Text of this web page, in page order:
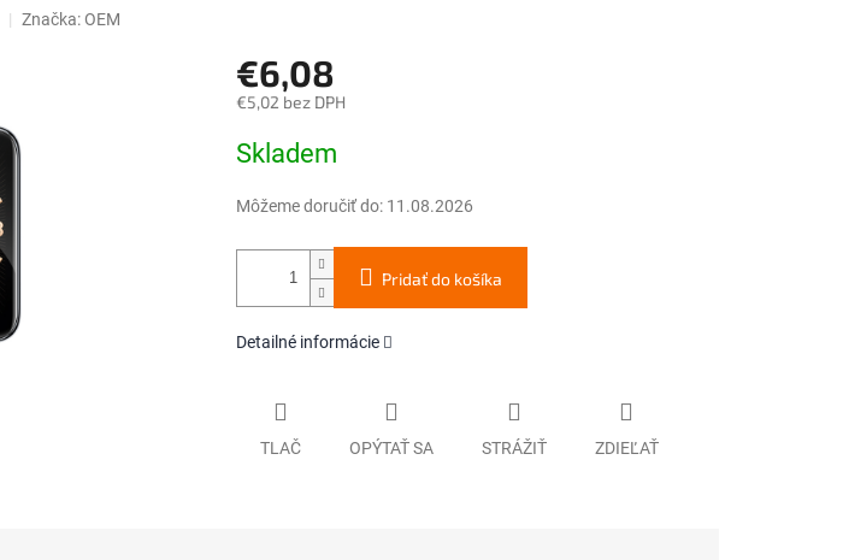
Značka: OEM
€6,08
€5,02 bez DPH
cena:
Skladem
Môžeme doručiť do: 11.08.2026
Pridať do košíka
Detailné informácie
TLAČ OPÝTAŤ SA STRÁŽIŤ ZDIEĽAŤ